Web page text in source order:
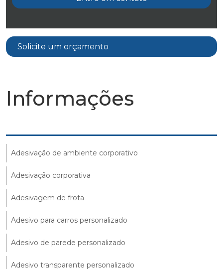
Solicite um orçamento
Informações
Adesivação de ambiente corporativo
Adesivação corporativa
Adesivagem de frota
Adesivo para carros personalizado
Adesivo de parede personalizado
Adesivo transparente personalizado